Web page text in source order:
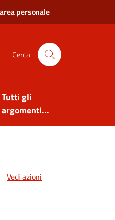
personale
Cerca
Tutti gli
argomenti...
Vedi azioni